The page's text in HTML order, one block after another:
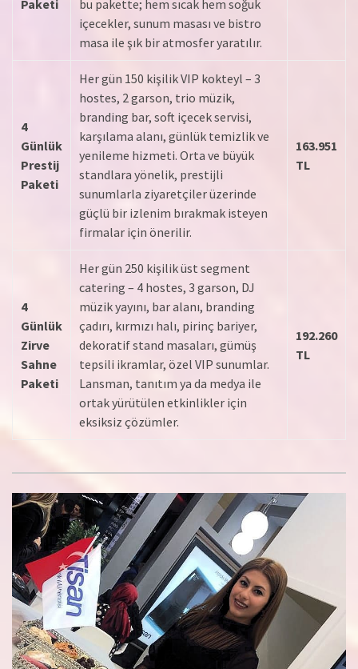
Paketi
bu pakette; hem sıcak hem soğuk
içecekler, sunum masası ve bistro
masa ile şık bir atmosfer yaratılır.
4
Günlük
Prestij
Paketi
Her gün 150 kişilik VIP kokteyl – 3
hostes, 2 garson, trio müzik,
branding bar, soft içecek servisi,
karşılama alanı, günlük temizlik ve
yenileme hizmeti. Orta ve büyük
standlara yönelik, prestijli
sunumlarla ziyaretçiler üzerinde
güçlü bir izlenim bırakmak isteyen
firmalar için önerilir.
163.951
TL
4
Günlük
Zirve
Sahne
Paketi
Her gün 250 kişilik üst segment
catering – 4 hostes, 3 garson, DJ
müzik yayını, bar alanı, branding
çadırı, kırmızı halı, pirinç bariyer,
dekoratif stand masaları, gümüş
tepsili ikramlar, özel VIP sunumlar.
Lansman, tanıtım ya da medya ile
ortak yürütülen etkinlikler için
eksiksiz çözümler.
192.260
TL